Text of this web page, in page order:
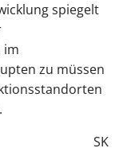
spiegelt
im
zu müssen
SK